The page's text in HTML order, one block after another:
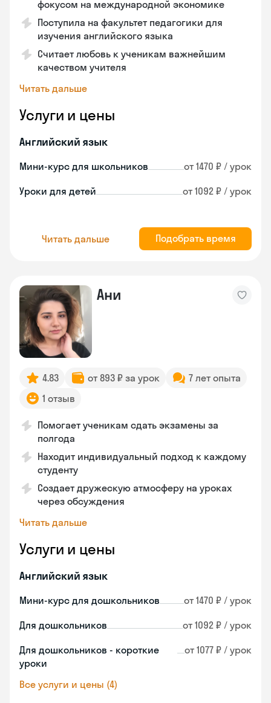
фокусом на международной экономике
Поступила на факультет педагогики для
изучения английского языка
Считает любовь к ученикам важнейшим
качеством учителя
Читать дальше
Услуги и цены
Английский язык
Мини-курс для школьников от 1470 ₽ / урок
Уроки для детей от 1092 ₽ / урок
Читать дальше Подобрать время
Ани
4.83 от 893 ₽ за урок
7 лет опыта
1 отзыв
Помогает ученикам сдать экзамены за
полгода
Находит индивидуальный подход к каждому
студенту
Создает дружескую атмосферу на уроках
через обсуждения
Читать дальше
Услуги и цены
Английский язык
Мини-курс для дошкольников от 1470 ₽ / урок
Для дошкольников от 1092 ₽ / урок
Для дошкольников - короткие
уроки
от 1077 ₽ / урок
Все услуги и цены (4)